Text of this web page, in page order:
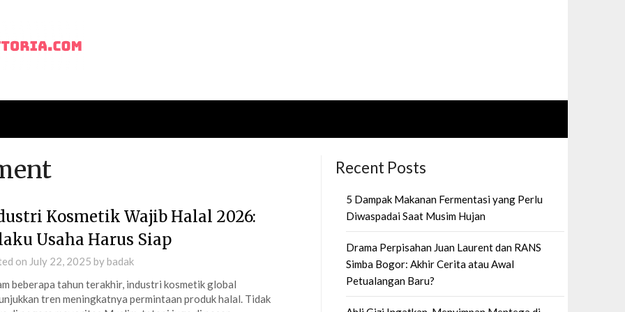
Kosmetik Wajib Halal 2026:
Usaha Harus Siap
on July 22, 2025 bybadak
beberapa tahun terakhir, industri kosmetik global
tren meningkatnya permintaan produk halal. Tidak
Recent Posts
5 Dampak Makanan Fermentasi yang Perlu
Diwaspadai Saat Musim Hujan
Drama Perpisahan Juan Laurent dan RANS
Simba Bogor: Akhir Cerita atau Awal
Petualangan Baru?